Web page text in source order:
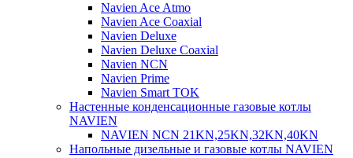
Navien Ace Atmo
Navien Ace Coaxial
Navien Deluxe
Navien Deluxe Coaxial
Navien NCN
Navien Prime
Navien Smart TOK
Настенные конденсационные газовые котлы
NAVIEN
NAVIEN NCN 21KN,25KN,32KN,40KN
Напольные дизельные и газовые котлы NAVIEN